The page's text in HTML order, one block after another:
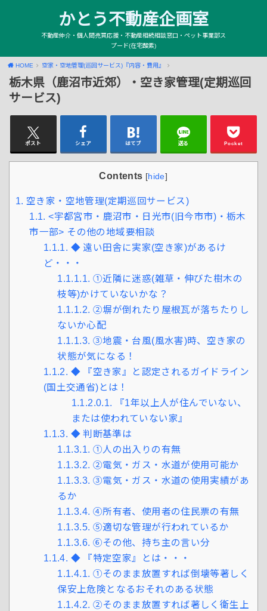
かとう不動産企画室
不動産仲介・個人間売買応援・不動産相続相談窓口・ペット事業部ス
プード(在宅酸素)
HOME 空家・空地管理(巡回サービス)『内容・費用』
栃木県（鹿沼市近郊）・空き家管理(定期巡回
サービス)
ポスト シェア はてブ 送る Pocket
Contents [hide]
1. 空き家・空地管理(定期巡回サービス)
1.1. <宇都宮市・鹿沼市・日光市(旧今市市)・栃木
市一部> その他の地域要相談
1.1.1. ◆ 遠い田舎に実家(空き家)があるけ
ど・・・
1.1.1.1. ①近隣に迷惑(雑草・伸びた樹木の
枝等)かけていないかな？
1.1.1.2. ②塀が倒れたり屋根瓦が落ちたりし
ないか心配
1.1.1.3. ③地震・台風(風水害)時、空き家の
状態が気になる！
1.1.2. ◆ 『空き家』と認定されるガイドライン
(国土交通省)とは！
1.1.2.0.1. 『1年以上人が住んでいない、
または使われていない家』
1.1.3. ◆ 判断基準は
1.1.3.1. ①人の出入りの有無
1.1.3.2. ②電気・ガス・水道が使用可能か
1.1.3.3. ③電気・ガス・水道の使用実績があ
るか
1.1.3.4. ④所有者、使用者の住民票の有無
1.1.3.5. ⑤適切な管理が行われているか
1.1.3.6. ⑥その他、持ち主の言い分
1.1.4. ◆ 『特定空家』とは・・・
1.1.4.1. ①そのまま放置すれば倒壊等著しく
保安上危険となるおそれのある状態
1.1.4.2. ②そのまま放置すれば著しく衛生上